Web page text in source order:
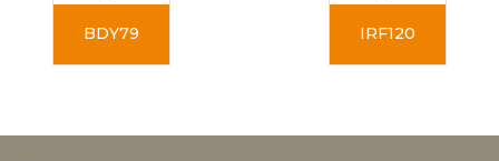
BDY79 IRF120